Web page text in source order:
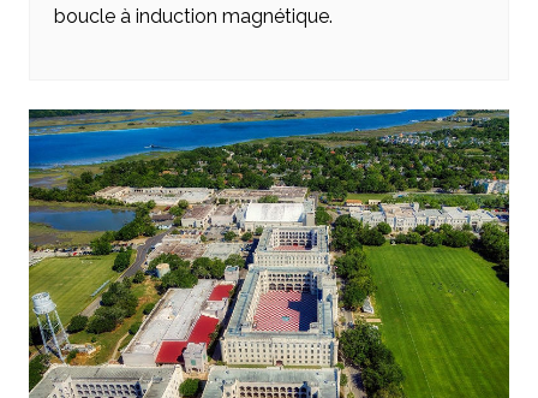
boucle à induction magnétique.